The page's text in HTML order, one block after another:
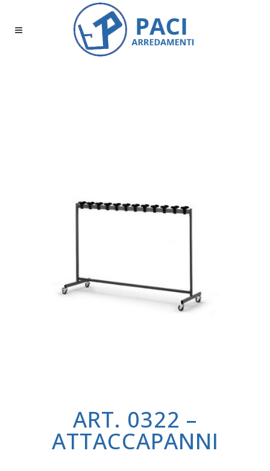
ART. 0322 –
ATTACCAPANNI